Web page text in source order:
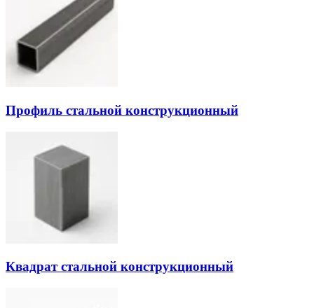
Профиль стальной конструкционный
Квадрат стальной конструкционный